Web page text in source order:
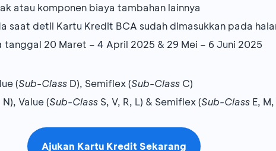
atau komponen biaya tambahan lainnya
saat detil Kartu Kredit BCA sudah dimasukkan pada
20 Maret – 4 April 2025 & 29 Mei – 6 Juni 2025
(Sub-Class D), Semiflex (Sub-Class C)
N), Value (Sub-Class S, V, R, L) & Semiflex (Sub-Class E,
Ajukan Kartu Kredit Sekarang